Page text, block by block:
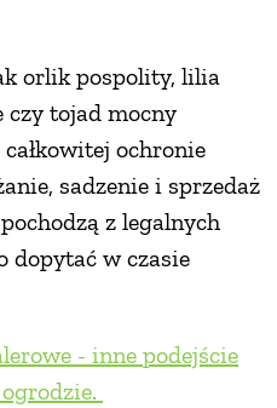
orlik pospolity, lilia
czy tojad mocny
ochronie
sadzenie i sprzedaż
z legalnych
dopytać w czasie
- inne podejście